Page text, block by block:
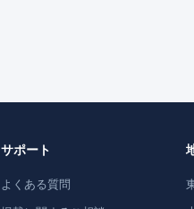
サポート
よくある質問